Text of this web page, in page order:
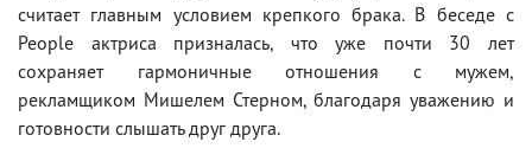
считает главным условием крепкого брака. В беседе с
People актриса призналась, что уже почти 30 лет
сохраняет гармоничные отношения с мужем,
рекламщиком Мишелем Стерном, благодаря уважению и
готовности слышать друг друга.